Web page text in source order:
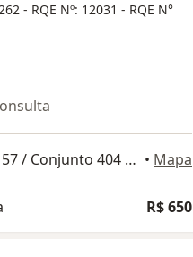
- RQE Nº: 12031 - RQE N°
Rua Antenor Lemos, 57 / Conjunto 404 / Bairro Menino Deus, Porto Alegre • Mapa
R$ 650